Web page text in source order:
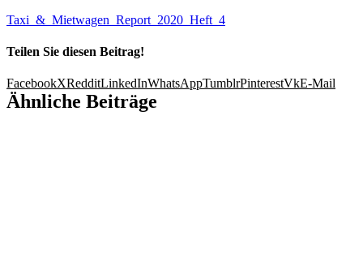
Taxi_&_Mietwagen_Report_2020_Heft_4
Teilen Sie diesen Beitrag!
FacebookXRedditLinkedInWhatsAppTumblrPinterestVkE-Mail
Ähnliche Beiträge